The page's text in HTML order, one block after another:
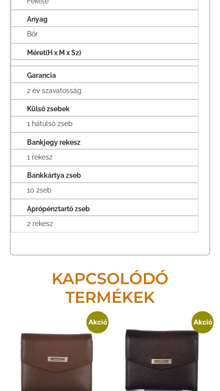
Anyag
Bőr
Méret(H x M x Sz)
Garancia
2 év szavatosság
Külső zsebek
1 hátulsó zseb
Bankjegy rekesz
1 rekesz
Bankkártya zseb
10 zseb
Aprópénztartó zseb
2 rekesz
KAPCSOLÓDÓ
TERMÉKEK
Akció Akció